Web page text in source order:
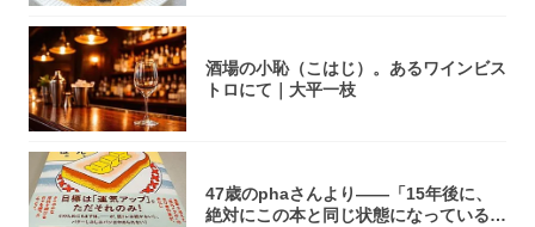
酒場の小恥（こはじ）。あるワインビス
トロにて｜大平一枝
47歳のphaさんより――「15年後に、
絶対にこの本と同じ状態になっている自